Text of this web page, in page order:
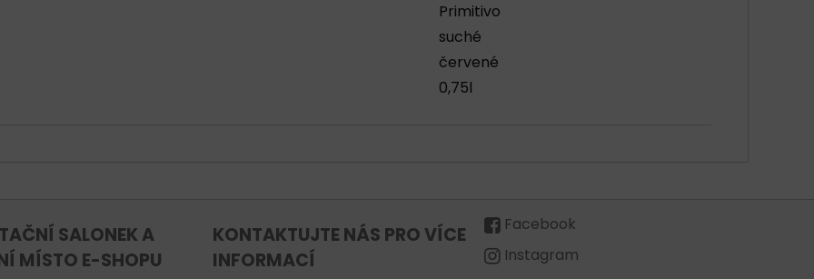
Primitivo
suché
červené
0,75l
SALONEK A
MÍSTO E-SHOPU
KONTAKTUJTE NÁS PRO VÍCE
INFORMACÍ
Facebook
Instagram